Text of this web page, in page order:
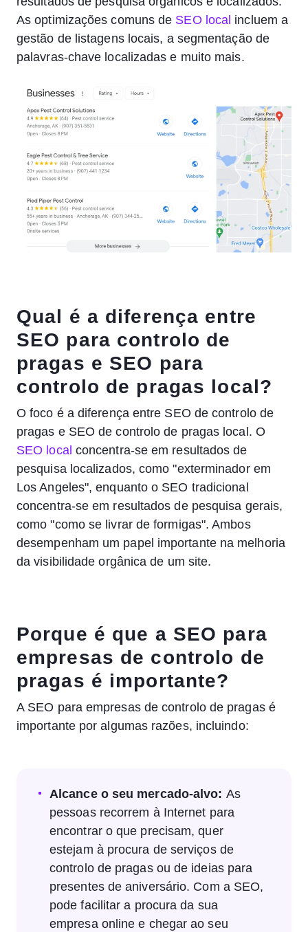
As optimizações comuns de SEO local incluem a
gestão de listagens locais, a segmentação de
palavras-chave localizadas e muito mais.
Qual é a diferença entre
SEO para controlo de
pragas e SEO para
controlo de pragas local?
O foco é a diferença entre SEO de controlo de
pragas e SEO de controlo de pragas local. O
SEO local concentra-se em resultados de
pesquisa localizados, como "exterminador em
Los Angeles", enquanto o SEO tradicional
concentra-se em resultados de pesquisa gerais,
como "como se livrar de formigas". Ambos
desempenham um papel importante na melhoria
da visibilidade orgânica de um site.
Porque é que a SEO para
empresas de controlo de
pragas é importante?
A SEO para empresas de controlo de pragas é
importante por algumas razões, incluindo:
Alcance o seu mercado-alvo: As
pessoas recorrem à Internet para
encontrar o que precisam, quer
estejam à procura de serviços de
controlo de pragas ou de ideias para
presentes de aniversário. Com a SEO,
pode facilitar a procura da sua
empresa online e chegar ao seu